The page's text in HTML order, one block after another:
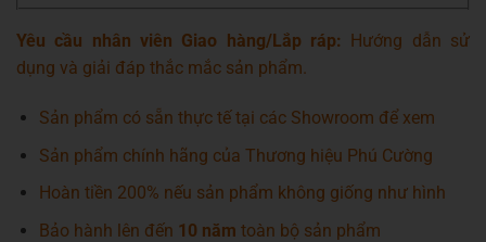
Yêu cầu nhân viên Giao hàng/Lắp ráp:
Hướng dẫn sử
dụng và giải đáp thắc mắc sản phẩm.
Sản phẩm có sẵn thực tế tại các Showroom để xem
Sản phẩm chính hãng của Thương hiệu Phú Cường
Hoàn tiền 200% nếu sản phẩm không giống như hình
Bảo hành lên đến 10 năm toàn bộ sản phẩm